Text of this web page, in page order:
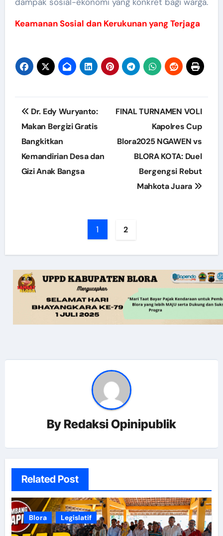
Keamanan Sosial dan Kerukunan yang Terjaga
Post
navigation
Dr. Edy Wuryanto:
Makan Bergizi Gratis
Bangkitkan
Kemandirian Desa dan
Gizi Anak Bangsa
FINAL TURNAMEN VOLI
Kapolres Cup
Blora2025 NGAWEN vs
BLORA KOTA: Duel
Bergengsi Rebut
Mahkota Juara
1 2
By Redaksi Opinipublik
Related Post
Blora Legislatif